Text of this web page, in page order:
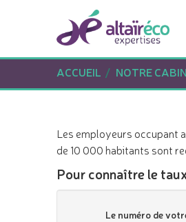
ACCUEIL
NOTRE
Les employeurs occupant
de 10 000 habitants sont
Pour connaître le
Le numéro de